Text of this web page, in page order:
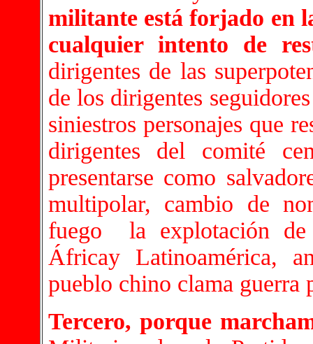
militante está forjado en
cualquier intento de
dirigentes de las
de los dirigentes
siniestros personajes que
dirigentes del comité
presentarse como
multipolar, cambio de
fuego la explotación
Áfricay Latinoamérica,
pueblo chino clama guerra
Tercero, porque